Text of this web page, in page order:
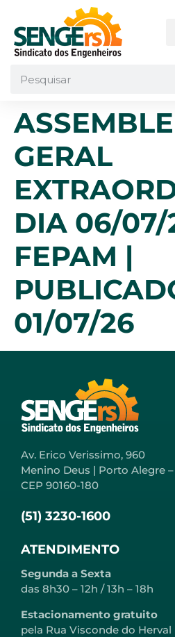
GERAL
DIA 06/07/
FEPAM |
01/07/26
Av. Erico Verissimo, 960
Menino Deus | Porto Alegre –
CEP 90160-180
(51) 3230-1600
ATENDIMENTO
Segunda a Sexta
das 8h30 – 12h / 13h – 18h
Estacionamento gratuito
pela Rua Visconde do Herval